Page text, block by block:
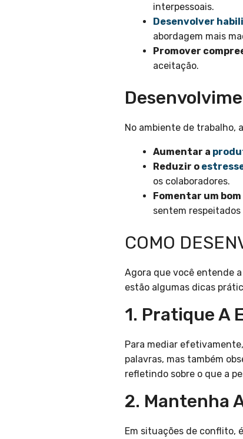
interpessoais.
Desenvolver
abordagem mais
Promover
aceitação.
No ambiente de trabalho,
Aumentar a
Reduzir o
os colaboradores.
Fomentar um
sentem respeitados
COMO
Agora que você entende
estão algumas dicas
1. Pratique A
Para mediar
palavras, mas também
refletindo sobre o que a
2. Mantenha
Em situações de conflito,